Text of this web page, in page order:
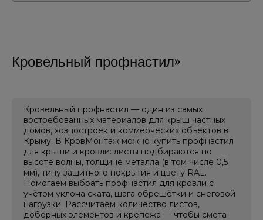
Кровельный профнастил
Кровельный профнастил — один из самых
востребованных материалов для крыш частных
домов, хозпостроек и коммерческих объектов в
Крыму. В КровМонтаж можно купить профнастил
для крыши и кровли: листы подбираются по
высоте волны, толщине металла (в том числе 0,5
мм), типу защитного покрытия и цвету RAL.
Помогаем выбрать профнастил для кровли с
учётом уклона ската, шага обрешётки и снеговой
нагрузки. Рассчитаем количество листов,
доборных элементов и крепежа — чтобы смета